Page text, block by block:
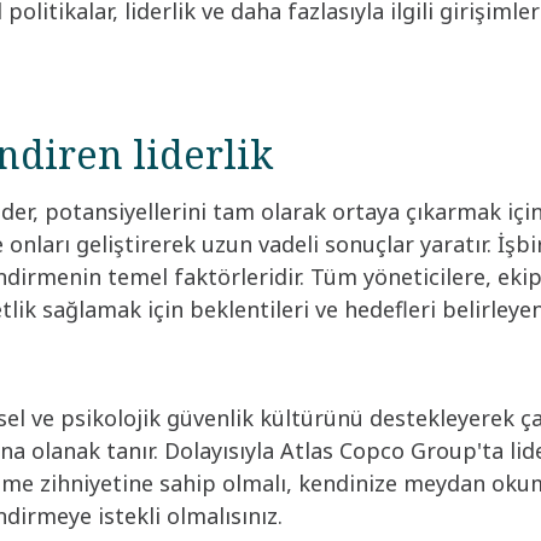
politikalar, liderlik ve daha fazlasıyla ilgili
liderlik​
potansiyellerini tam olarak ortaya çıkarmak
onları geliştirerek uzun vadeli sonuçlar yaratır.
temel faktörleridir. Tüm yöneticilere,
sağlamak için beklentileri ve hedefleri
ve psikolojik güvenlik kültürünü destekleyerek
olanak tanır. Dolayısıyla Atlas Copco Group'ta
zihniyetine sahip olmalı, kendinize meydan
istekli olmalısınız.